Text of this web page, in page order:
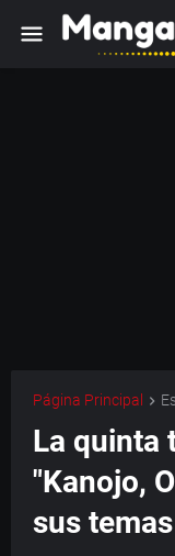
Página Principal
La quinta
"Kanojo,
sus